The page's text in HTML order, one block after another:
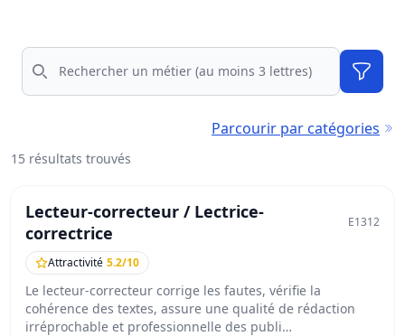
Rechercher
Filtres
Parcourir par catégories
15 résultats trouvés
Lecteur-correcteur / Lectrice-
correctrice
E1312
Attractivité 5.2/10
Le lecteur-correcteur corrige les fautes, vérifie la
cohérence des textes, assure une qualité de rédaction
irréprochable et professionnelle des publi…